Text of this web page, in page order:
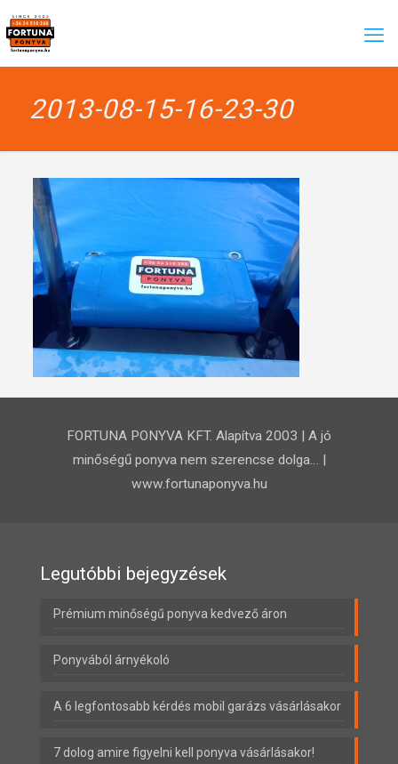
2013-08-15-16-23-30
FORTUNA PONYVA KFT. Alapítva 2003 | A jó
minőségű ponyva nem szerencse dolga… |
www.fortunaponyva.hu
Legutóbbi bejegyzések
Prémium minőségű ponyva kedvező áron
Ponyvából árnyékoló
A 6 legfontosabb kérdés mobil garázs vásárlásakor
7 dolog amire figyelni kell ponyva vásárlásakor!